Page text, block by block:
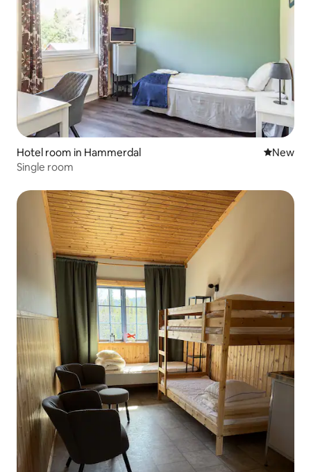
Hotel room in Hammerdal New
New
Single room